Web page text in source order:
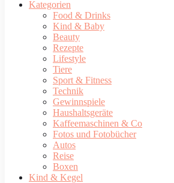
Kategorien
Food & Drinks
Kind & Baby
Beauty
Rezepte
Lifestyle
Tiere
Sport & Fitness
Technik
Gewinnspiele
Haushaltsgeräte
Kaffeemaschinen & Co
Fotos und Fotobücher
Autos
Reise
Boxen
Kind & Kegel